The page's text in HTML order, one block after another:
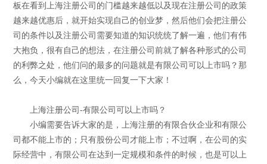
板在看到上海注册公司的门槛越来越低以及现在注册公司的政策
越来越优惠后，就开始实现自己的创业梦，然后他们会把注册公
司的条件以及注册公司需要知道的知识统统了解一遍，他们有伟
大抱负，很有自己的想法，在注册公司前就了解各种形式的公司
的利弊之处，他们问的最多的问题就是有限公司可以上市吗？那
么，今天小编就在这里统一回复一下大家！
上海注册公司-有限公司可以上市吗？
小编需要告诉大家的是，上海注册的有限合伙企业和有限公
司都不能上市的；只有股份公司才能上市；不过啊，在公司的实
际经营中，有限公司在达到一定规模和条件的时候，也是可以上